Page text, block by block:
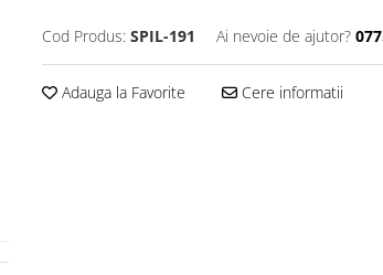
Cod Produs: SPIL-191 Ai nevoie de ajutor?
Adauga la Favorite Cere informatii